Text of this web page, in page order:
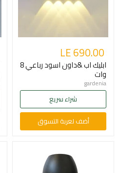
LE 690.00
ابليك اب &داون اسود رباعي 8
وات
gardenia
شراء سريع
أضف لعربة التسوق